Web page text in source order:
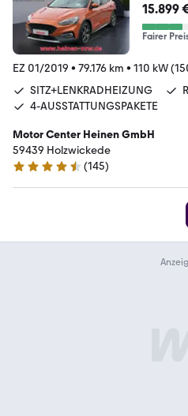
15.899
Fairer
EZ 01/2019 • 79.176 km • 110 kW
SITZ+LENKRADHEIZUNG
4-AUSSTATTUNGSPAKETE
Motor Center Heinen GmbH
59439 Holzwickede
4.5 Sterne
(145)